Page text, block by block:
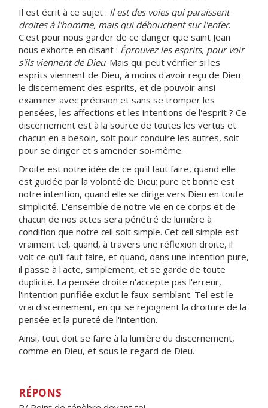
Il est écrit à ce sujet : Il est des voies qui paraissent
droites à l'homme, mais qui débouchent sur l'enfer.
C'est pour nous garder de ce danger que saint Jean
nous exhorte en disant : Éprouvez les esprits, pour voir
s'ils viennent de Dieu. Mais qui peut vérifier si les
esprits viennent de Dieu, à moins d'avoir reçu de Dieu
le discernement des esprits, et de pouvoir ainsi
examiner avec précision et sans se tromper les
pensées, les affections et les intentions de l'esprit ? Ce
discernement est à la source de toutes les vertus et
chacun en a besoin, soit pour conduire les autres, soit
pour se diriger et s'amender soi-même.
Droite est notre idée de ce qu'il faut faire, quand elle
est guidée par la volonté de Dieu; pure et bonne est
notre intention, quand elle se dirige vers Dieu en toute
simplicité. L'ensemble de notre vie en ce corps et de
chacun de nos actes sera pénétré de lumière à
condition que notre œil soit simple. Cet œil simple est
vraiment tel, quand, à travers une réflexion droite, il
voit ce qu'il faut faire, et quand, dans une intention pure,
il passe à l'acte, simplement, et se garde de toute
duplicité. La pensée droite n'accepte pas l'erreur,
l'intention purifiée exclut le faux-semblant. Tel est le
vrai discernement, en qui se rejoignent la droiture de la
pensée et la pureté de l'intention.
Ainsi, tout doit se faire à la lumière du discernement,
comme en Dieu, et sous le regard de Dieu.
RÉPONS